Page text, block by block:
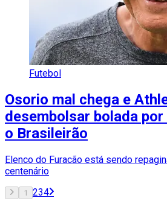
Futebol
Osorio mal chega e
desembolsar bolada
o Brasileirão
Elenco do Furacão está sendo
centenário
1 234